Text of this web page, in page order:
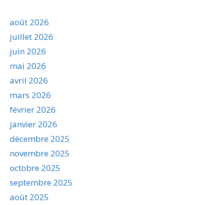
août 2026
juillet 2026
juin 2026
mai 2026
avril 2026
mars 2026
février 2026
janvier 2026
décembre 2025
novembre 2025
octobre 2025
septembre 2025
août 2025